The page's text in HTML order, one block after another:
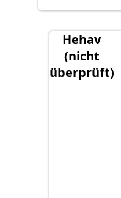
Hehav
(nicht
überprüft)